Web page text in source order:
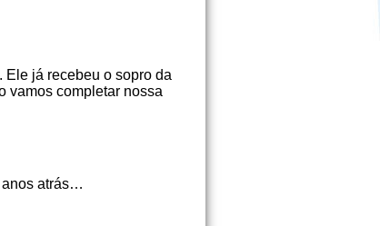
já recebeu o sopro da
vamos completar nossa
anos atrás…